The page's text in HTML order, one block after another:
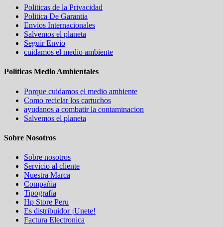
Politicas de la Privacidad
Politica De Garantia
Envios Internacionales
Salvemos el planeta
Seguir Envio
cuidamos el medio ambiente
Politicas Medio Ambientales
Porque cuidamos el medio ambiente
Como reciclar los cartuchos
ayudanos a combatir la contaminacion
Salvemos el planeta
Sobre Nosotros
Sobre nosotros
Servicio al cliente
Nuestra Marca
Compañia
Tipografía
Hp Store Peru
Es distribuidor ¡Unete!
Factura Electronica